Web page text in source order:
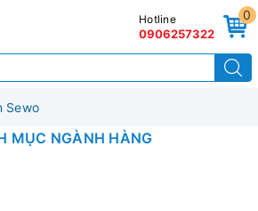
0
Hotline
0906257322
Sewo
MỤC NGÀNH HÀNG